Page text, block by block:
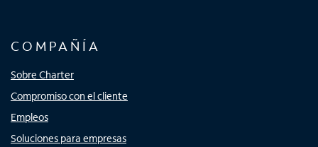
COMPAÑÍA
Sobre Charter
Compromiso con el cliente
Empleos
Soluciones para empresas